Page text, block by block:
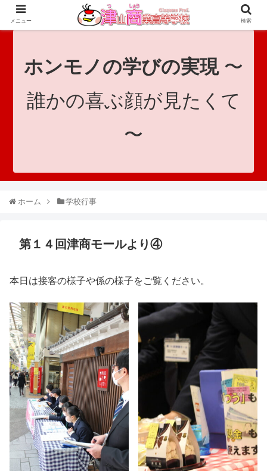
since 1921｜地域と共に未来へつなげ！｜Tsuyama Commercial High School
ホンモノの学びの実現〜
誰かの喜ぶ顔が見たくて
〜
ホーム 学校行事
第１４回津商モールより④
本日は接客の様子や係の様子をご覧ください。
メニュー 検索